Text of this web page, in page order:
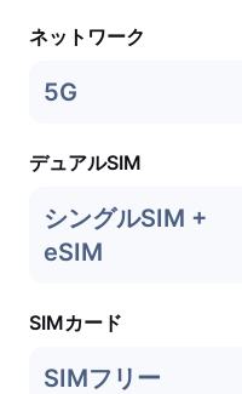
ネットワーク
5G
デュアルSIM
シングルSIM +
eSIM
SIMカード
SIMフリー